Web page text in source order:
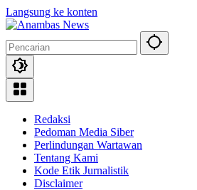
Langsung ke konten
Redaksi
Pedoman Media Siber
Perlindungan Wartawan
Tentang Kami
Kode Etik Jurnalistik
Disclaimer